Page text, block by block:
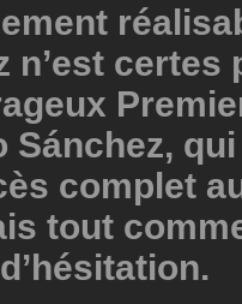
n’est certes
Sánchez,
complet
tout